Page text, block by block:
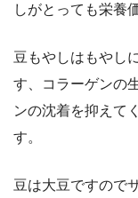
しがとっても栄養
豆もやしはもやし
す、コラーゲンの
ンの沈着を抑えて
す。
豆は大豆ですので